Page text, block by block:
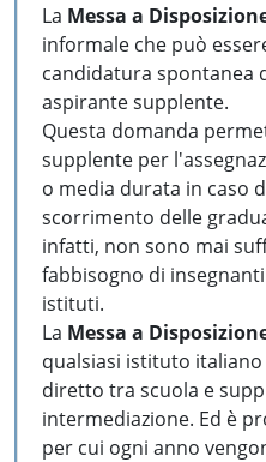
La Messa a
informale che può
candidatura spontanea
aspirante supplente.
Questa domanda
supplente per
o media durata in caso
scorrimento delle
infatti, non sono mai
fabbisogno di
istituti.
La Messa a
qualsiasi istituto
diretto tra scuola e
intermediazione. Ed è
per cui ogni anno